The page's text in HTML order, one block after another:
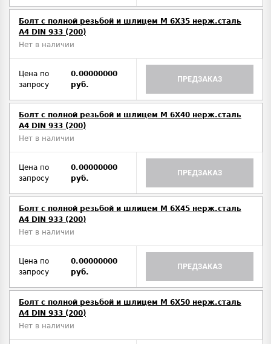
Болт с полной резьбой и шлицем M 6Х35 нерж.сталь
A4 DIN 933 (200)
Нет в наличии
Цена по
запросу
0.00000000
руб.
ПРЕДЗАКАЗ
Болт с полной резьбой и шлицем M 6Х40 нерж.сталь
A4 DIN 933 (200)
Нет в наличии
Цена по
запросу
0.00000000
руб.
ПРЕДЗАКАЗ
Болт с полной резьбой и шлицем M 6Х45 нерж.сталь
A4 DIN 933 (200)
Нет в наличии
Цена по
запросу
0.00000000
руб.
ПРЕДЗАКАЗ
Болт с полной резьбой и шлицем M 6Х50 нерж.сталь
A4 DIN 933 (200)
Нет в наличии